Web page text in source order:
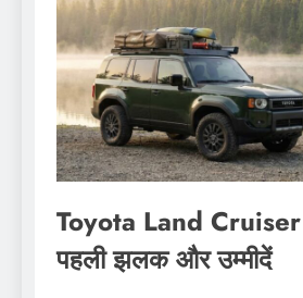
Toyota Land
पहली झलक और उम्मीदें